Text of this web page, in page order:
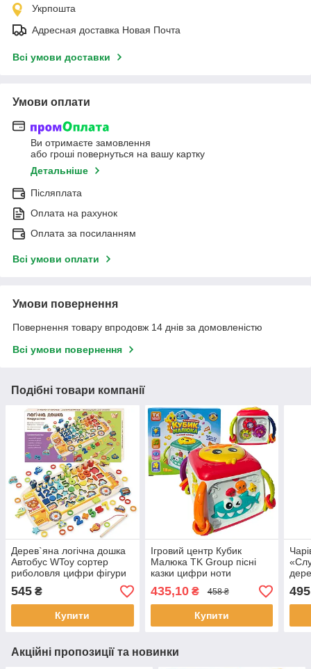
Укрпошта
Адресная доставка Новая Почта
Всі умови доставки
Умови оплати
Ви отримаєте замовлення
або гроші повернуться на вашу картку
Детальніше
Післяплата
Оплата на рахунок
Оплата за посиланням
Всі умови оплати
Умови повернення
Повернення товару впродовж 14 днів за домовленістю
Всі умови повернення
Подібні товари компанії
Дерев`яна логічна дошка
Автобус WToy сортер
риболовля цифри фігури
кільця 41*22,3*0,5 см
(38512)
545 ₴
Купити
Ігровий центр Кубик
Малюка TK Group пісні
казки цифри ноти
пальчикові ігри барабан
укр мова (27775)
435,10₴ 458 ₴
Купити
495
Акційні пропозиції та новинки